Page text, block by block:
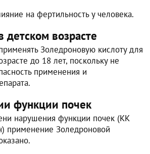
на фертильность у человека.
возрасте
Золедроновую кислоту для
до 18 лет, поскольку не
применения и
функции почек
нарушения функции почек (КК
применение Золедроновой